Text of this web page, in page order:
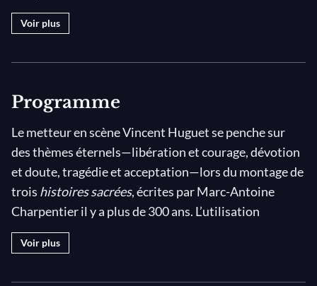
Voir plus
Programme
Le metteur en scène Vincent Huguet se penche sur
des thèmes éternels—libération et courage, dévotion
et doute, tragédie et acceptation—lors du montage de
trois histoires sacrées, écrites par Marc-Antoine
Charpentier il y a plus de 300 ans. L’utilisation
parcimonieuse d’un ensemble instrumental réduit
accompagné de lignes vocales en latin permet la
Voir plus